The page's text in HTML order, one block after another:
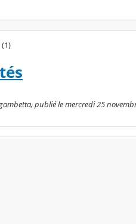
publié le mercredi 25